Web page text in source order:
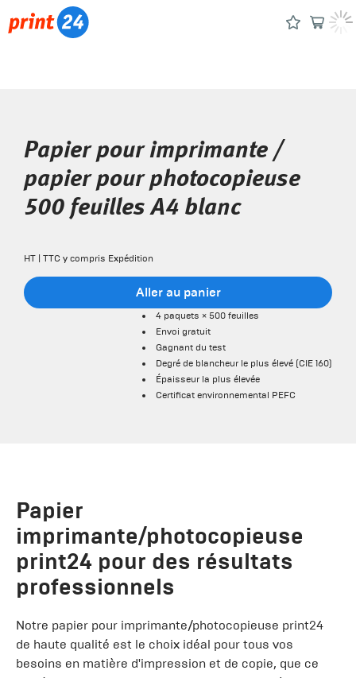
Papier pour imprimante /
papier pour photocopieuse
500 feuilles A4 blanc
HT | TTC y compris Expédition
Aller au panier
4 paquets × 500 feuilles
Envoi gratuit
Gagnant du test
Degré de blancheur le plus élevé (CIE 160)
Épaisseur la plus élevée
Certificat environnemental PEFC
Papier
imprimante/photocopieuse
print24 pour des résultats
professionnels
Notre papier pour imprimante/photocopieuse print24
de haute qualité est le choix idéal pour tous vos
besoins en matière d'impression et de copie, que ce